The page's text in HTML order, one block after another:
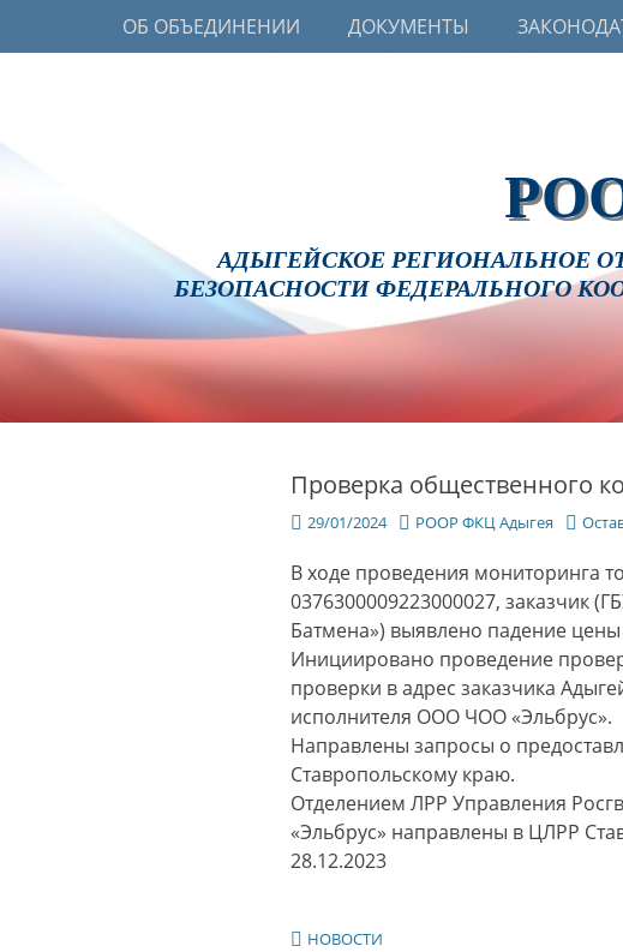
Перейти
Основное меню
ОБ ОБЪЕДИНЕНИИ ДОКУМЕНТЫ
АДЫГЕЙСКОЕ РЕГИОНАЛЬНОЕ
БЕЗОПАСНОСТИ ФЕДЕРАЛЬНОГО
Проверка общественного
Опубликовано
29/01/2024 Автор
РООР ФКЦ Адыгея
В ходе проведения мониторинга
0376300009223000027, заказчик
Батмена») выявлено падение
Инициировано проведение
проверки в адрес заказчика
исполнителя ООО ЧОО «Эльбрус».
Направлены запросы о
Ставропольскому краю.
Отделением ЛРР Управления
«Эльбрус» направлены в ЦЛРР
28.12.2023
Категории
НОВОСТИ